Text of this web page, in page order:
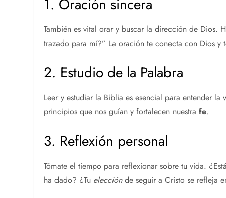
1. Oración sincera
También es vital orar y buscar la dirección de Dios.
trazado para mí?” La oración te conecta con Dios
2. Estudio de la Palabra
Leer y estudiar la Biblia es esencial para entender
principios que nos guían y fortalecen nuestrafe.
3. Reflexión personal
Tómate el tiempo para reflexionar sobre tu vida.
ha dado? ¿Tu elecciónde seguir a Cristo se refleja